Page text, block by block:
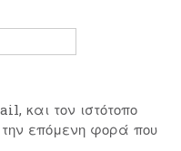
και τον ιστότοπο
επόμενη φορά που